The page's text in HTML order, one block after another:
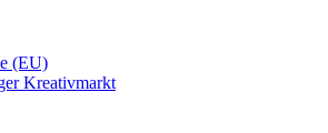
(EU)
Kreativmarkt